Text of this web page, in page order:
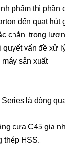
phẩm thì
đến quạt hút
chắn, trọng
quyết vấn đề xử
sản xuất
là dòng
cưa C45 gia
thép HSS.